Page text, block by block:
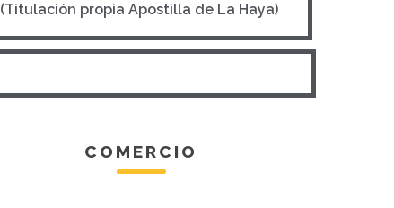
(Titulación propia Apostilla de La Haya)
COMERCIO